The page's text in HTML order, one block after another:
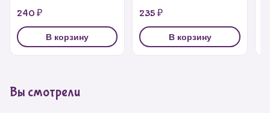
240 ₽
В корзину
235 ₽
В корзину
Вы смотрели